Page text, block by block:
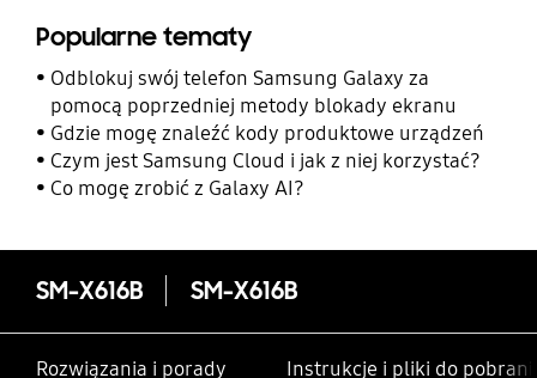
Popularne tematy
Odblokuj swój telefon Samsung Galaxy za
pomocą poprzedniej metody blokady ekranu
Gdzie mogę znaleźć kody produktowe urządzeń
Czym jest Samsung Cloud i jak z niej korzystać?
Co mogę zrobić z Galaxy AI?
SM-X616B SM-X616B
Rozwiązania i porady Instrukcje i pliki do